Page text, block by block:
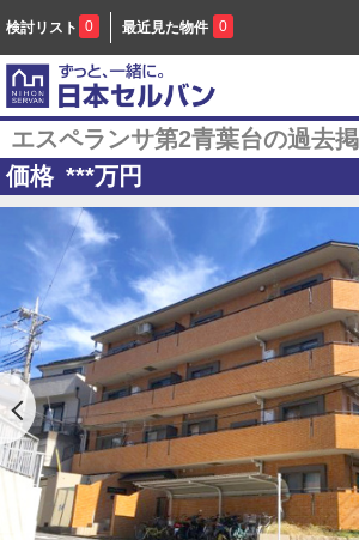
検討リスト 0 最近見た物件 0
エスペランサ第2青葉台の過去
価格 ***万円